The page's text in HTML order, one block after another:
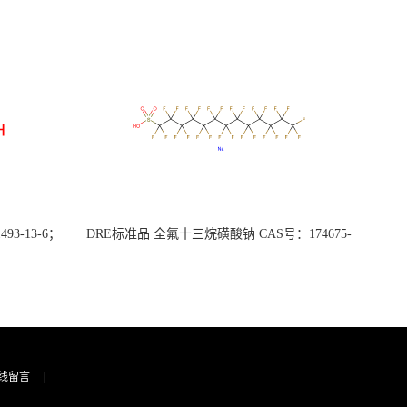
13-6；
DRE标准品 全氟十三烷磺酸钠 CAS号：174675-
留言 |